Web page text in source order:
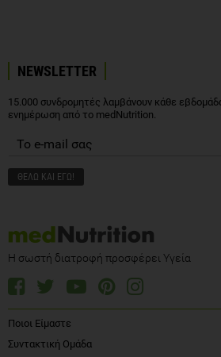
NEWSLETTER
15.000 συνδρομητές λαμβάνουν κάθε
ενημέρωση από το medNutrition.
Η σωστή διατροφή προσφέρει Υγεία
Ποιοι Είμαστε
Συντακτική Ομάδα